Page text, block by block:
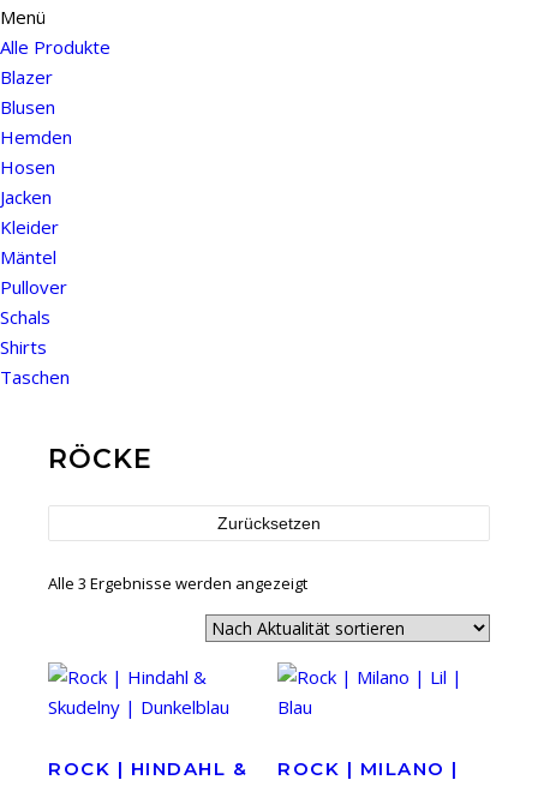
Menü
Alle Produkte
Blazer
Blusen
Hemden
Hosen
Jacken
Kleider
Mäntel
Pullover
Schals
Shirts
Taschen
RÖCKE
Zurücksetzen
Alle 3 Ergebnisse werden angezeigtNach Aktualität sortiert
ROCK | HINDAHL &
ROCK | MILANO |